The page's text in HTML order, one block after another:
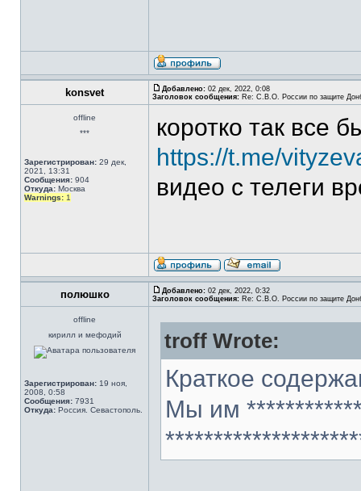
konsvet Добавлено: 02 дек, 2022, 0:08
Заголовок сообщения: Re: С.В.О. России по защите
offline
***
Зарегистрирован: 29 дек,
2021, 13:31
Сообщения: 904
Откуда: Москва
Warnings: 1
коротко так все
https://t.me/
видео с телеги
полюшко Добавлено: 02 дек, 2022, 0:32
Заголовок сообщения: Re: С.В.О. России по защите
offline
кирилл и мефодий
Зарегистрирован: 19 ноя,
2008, 0:58
Сообщения: 7931
Откуда: Россия. Севастополь.
troff Wrote:
Краткое
Мы им